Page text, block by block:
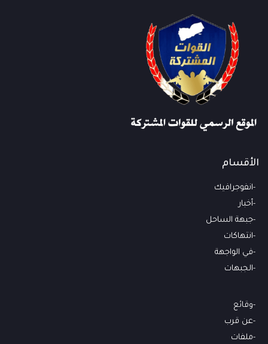
الأقسام
انفوجرافيك
أخبار
جبهة الساحل
انتهاكات
في الواجهة
الجبهات
وقائع
عن قرب
ملفات